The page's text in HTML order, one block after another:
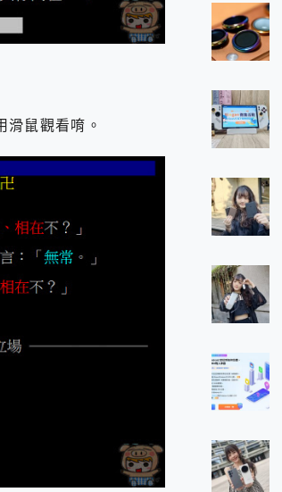
鼠觀看唷。